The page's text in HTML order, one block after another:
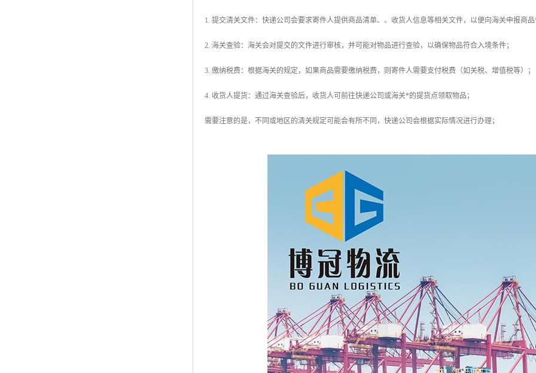
1. 提交清关文件：快递公司会要求寄件人提供商品清单、、收货人信息等相关文件，以便向海关申报商
2. 海关查验：海关会对提交的文件进行审核，并可能对物品进行查验，以确保物品符合入境条件；
3. 缴纳税费：根据海关的规定，如果商品需要缴纳税费，则寄件人需要支付税费（如关税、增值税等）；
4. 收货人提货：通过海关查验后，收货人可前往快递公司或海关*的提货点领取物品；
需要注意的是，不同或地区的清关规定可能会有所不同，快递公司会根据实际情况进行办理；